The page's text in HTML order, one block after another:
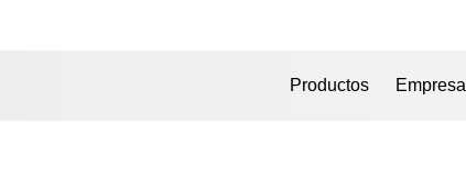
Productos Empresa